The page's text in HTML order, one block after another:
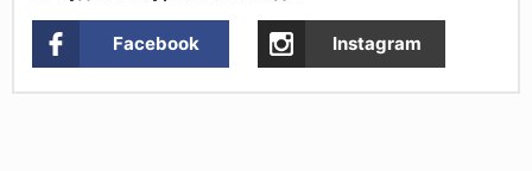
Facebook Instagram